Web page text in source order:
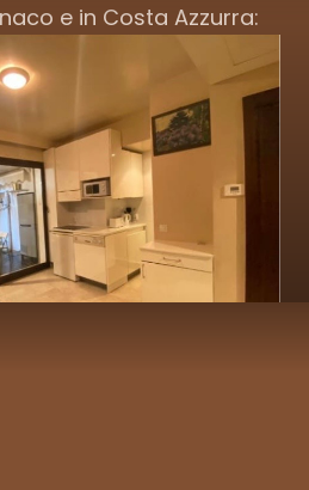
e in Costa Azzurra: